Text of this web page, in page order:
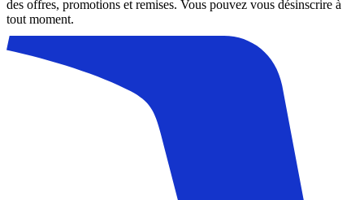
des offres, promotions et remises. Vous pouvez vous désinscrire à
tout moment.